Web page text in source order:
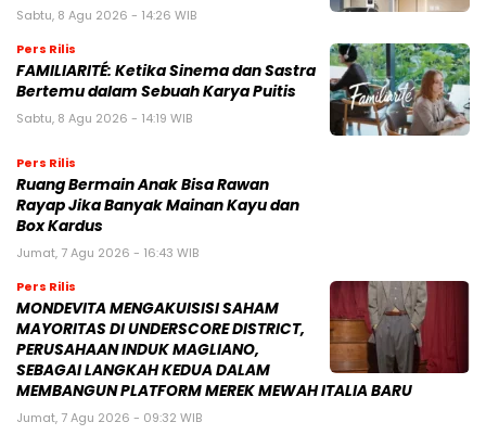
Sabtu, 8 Agu 2026 - 14:26 WIB
Pers Rilis
FAMILIARITÉ: Ketika Sinema dan Sastra
Bertemu dalam Sebuah Karya Puitis
Sabtu, 8 Agu 2026 - 14:19 WIB
Pers Rilis
Ruang Bermain Anak Bisa Rawan
Rayap Jika Banyak Mainan Kayu dan
Box Kardus
Jumat, 7 Agu 2026 - 16:43 WIB
Pers Rilis
MONDEVITA MENGAKUISISI SAHAM
MAYORITAS DI UNDERSCORE DISTRICT,
PERUSAHAAN INDUK MAGLIANO,
SEBAGAI LANGKAH KEDUA DALAM
MEMBANGUN PLATFORM MEREK MEWAH ITALIA BARU
Jumat, 7 Agu 2026 - 09:32 WIB